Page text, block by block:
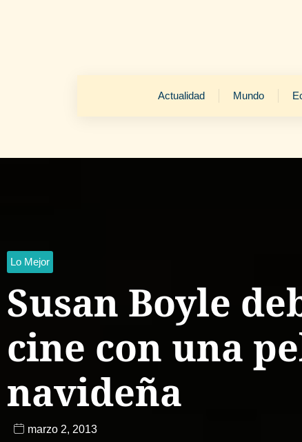
Actualidad Mundo
Lo Mejor
Susan Boyle
cine con una
navideña
marzo 2, 2013